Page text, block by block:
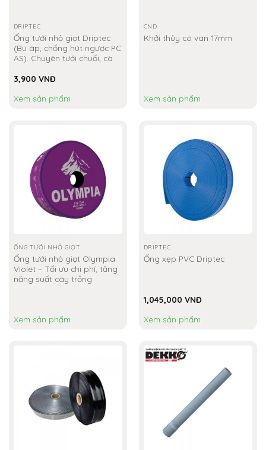
DRIPTEC
Ống tưới nhỏ giọt Driptec
(Bù áp, chống hút ngược PC
AS). Chuyên tưới chuối, cà
3,900 VNĐ
Xem sản phẩm
CND
Khởi thủy có van 17mm
Xem sản phẩm
ỐNG TƯỚI NHỎ GIỌT
Ống tưới nhỏ giọt Olympia
Violet – Tối ưu chi phí, tăng
năng suất cây trồng
Xem sản phẩm
DRIPTEC
Ống xẹp PVC Driptec
1,045,000 VNĐ
Xem sản phẩm